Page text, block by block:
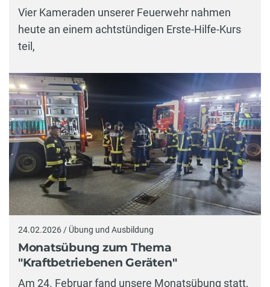
Vier Kameraden unserer Feuerwehr nahmen
heute an einem achtstündigen Erste-Hilfe-Kurs
teil,
24.02.2026 / Übung und Ausbildung
Monatsübung zum Thema
"Kraftbetriebenen Geräten"
Am 24. Februar fand unsere Monatsübung statt,